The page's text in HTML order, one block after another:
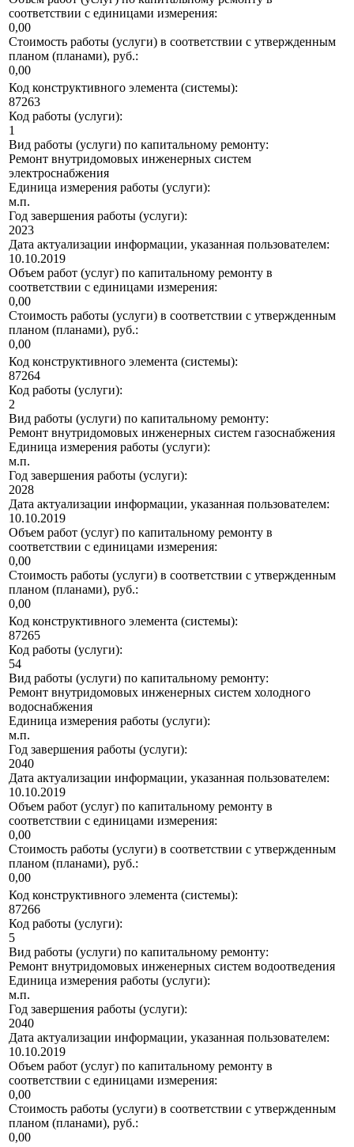
соответствии с единицами измерения:
0,00
Стоимость работы (услуги) в соответствии с утвержденным
планом (планами), руб.:
0,00
Код конструктивного элемента (системы):
87263
Код работы (услуги):
1
Вид работы (услуги) по капитальному ремонту:
Ремонт внутридомовых инженерных систем
электроснабжения
Единица измерения работы (услуги):
м.п.
Год завершения работы (услуги):
2023
Дата актуализации информации, указанная пользователем:
10.10.2019
Объем работ (услуг) по капитальному ремонту в
соответствии с единицами измерения:
0,00
Стоимость работы (услуги) в соответствии с утвержденным
планом (планами), руб.:
0,00
Код конструктивного элемента (системы):
87264
Код работы (услуги):
2
Вид работы (услуги) по капитальному ремонту:
Ремонт внутридомовых инженерных систем газоснабжения
Единица измерения работы (услуги):
м.п.
Год завершения работы (услуги):
2028
Дата актуализации информации, указанная пользователем:
10.10.2019
Объем работ (услуг) по капитальному ремонту в
соответствии с единицами измерения:
0,00
Стоимость работы (услуги) в соответствии с утвержденным
планом (планами), руб.:
0,00
Код конструктивного элемента (системы):
87265
Код работы (услуги):
54
Вид работы (услуги) по капитальному ремонту:
Ремонт внутридомовых инженерных систем холодного
водоснабжения
Единица измерения работы (услуги):
м.п.
Год завершения работы (услуги):
2040
Дата актуализации информации, указанная пользователем:
10.10.2019
Объем работ (услуг) по капитальному ремонту в
соответствии с единицами измерения:
0,00
Стоимость работы (услуги) в соответствии с утвержденным
планом (планами), руб.:
0,00
Код конструктивного элемента (системы):
87266
Код работы (услуги):
5
Вид работы (услуги) по капитальному ремонту:
Ремонт внутридомовых инженерных систем водоотведения
Единица измерения работы (услуги):
м.п.
Год завершения работы (услуги):
2040
Дата актуализации информации, указанная пользователем:
10.10.2019
Объем работ (услуг) по капитальному ремонту в
соответствии с единицами измерения:
0,00
Стоимость работы (услуги) в соответствии с утвержденным
планом (планами), руб.:
0,00